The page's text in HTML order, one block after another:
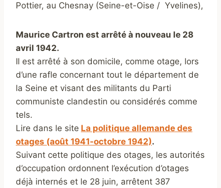
Pottier, au Chesnay (Seine-et-Oise / Yvelines),
Maurice Cartron est arrêté à nouveau le 28
avril 1942.
Il est arrêté à son domicile, comme otage, lors
d’une rafle concernant tout le département de
la Seine et visant des militants du Parti
communiste clandestin ou considérés comme
tels.
Lire dans le site La politique allemande des
otages (août 1941-octobre 1942).
Suivant cette politique des otages, les autorités
d’occupation ordonnent l’exécution d’otages
déjà internés et le 28 juin, arrêtent 387